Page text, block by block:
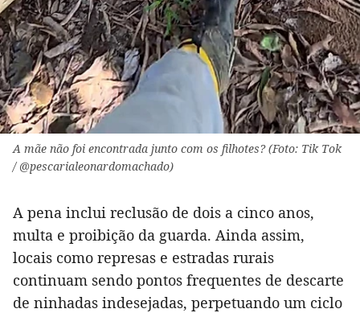
A mãe não foi encontrada junto com os filhotes? (Foto: Tik Tok
/ @pescarialeonardomachado)
A pena inclui reclusão de dois a cinco anos,
multa e proibição da guarda. Ainda assim,
locais como represas e estradas rurais
continuam sendo pontos frequentes de descarte
de ninhadas indesejadas, perpetuando um ciclo